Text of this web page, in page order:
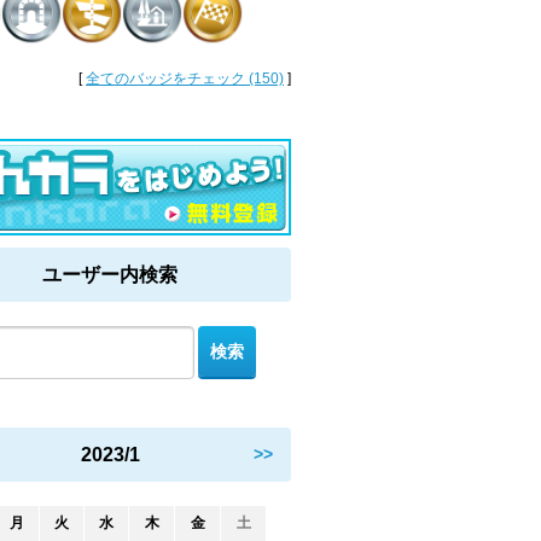
[全てのバッジをチェック (150) ]
ユーザー内検索
2023/1 >>
月 火 水 木 金 土